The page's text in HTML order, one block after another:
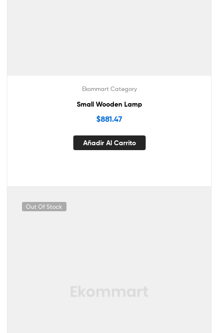
Ekommart Category
Small Wooden Lamp
$881.47
Añadir Al Carrito
Out Of Stock